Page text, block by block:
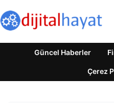
Güncel Haberler
Çerez